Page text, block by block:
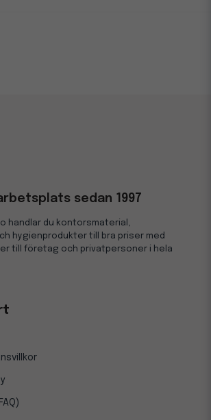
sedan 1997
handlar du kontorsmaterial,
hygienprodukter till bra priser med
till företag och privatpersoner i hela